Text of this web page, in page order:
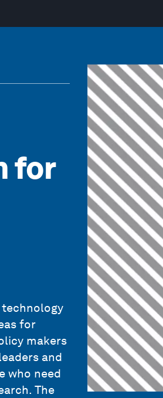
for
technology
for
makers
and
who need
The